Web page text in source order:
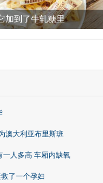
了牛轧糖里
澳大利亚布里斯班
一人多高 车厢内缺氧
了一个孕妇